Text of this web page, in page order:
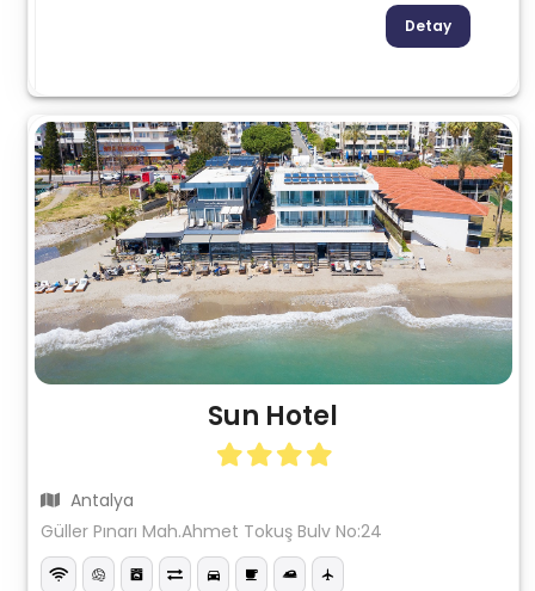
Detay
Sun Hotel
Antalya
Güller Pınarı Mah.Ahmet Tokuş Bulv No:24